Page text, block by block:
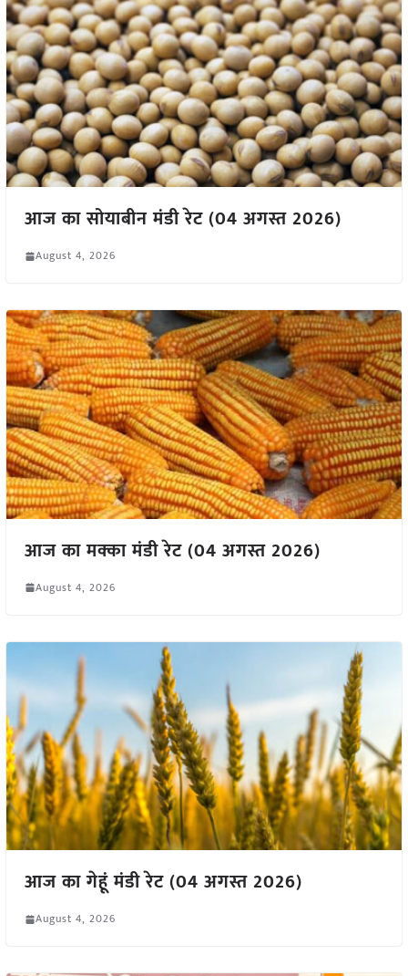
आज का सोयाबीन मंडी रेट (04 अगस्त 2026)
August 4, 2026
आज का मक्का मंडी रेट (04 अगस्त 2026)
August 4, 2026
आज का गेहूं मंडी रेट (04 अगस्त 2026)
August 4, 2026